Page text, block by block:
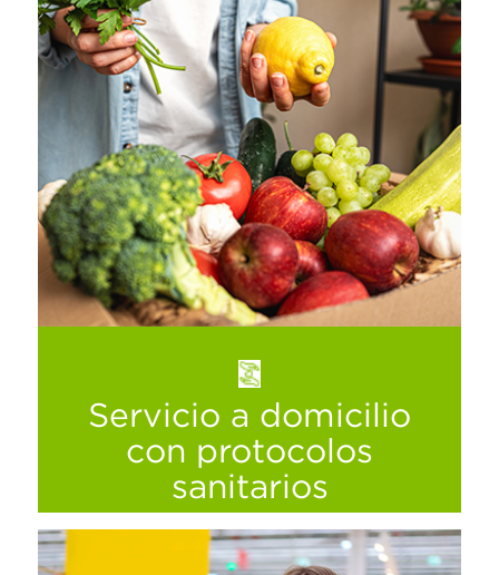
Servicio a domicilio
con protocolos
sanitarios